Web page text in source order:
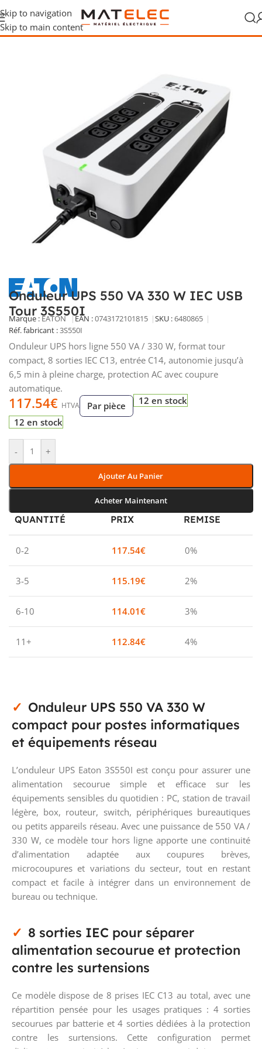
Skip to navigation
Skip to main content
/Onduleurs et alimentation réseau/Onduleurs UPS
Onduleur UPS 550 VA 330 W IEC USB
Tour 3S550I
Marque :EATON EAN :0743172101815 SKU :6480865
Réf. fabricant :3S550I
Onduleur UPS hors ligne 550 VA / 330 W, format tour
compact, 8 sorties IEC C13, entrée C14, autonomie jusqu’à
6,5 min à pleine charge, protection AC avec coupure
automatique.
117.54€ HTVA Par pièce
12 en stock
12 en stock
- +
Ajouter Au Panier
Acheter Maintenant
QUANTITÉ PRIX REMISE
0-2 117.54€ 0%
3-5 115.19€ 2%
6-10 114.01€ 3%
11+ 112.84€ 4%
Onduleur UPS 550 VA 330 W
compact pour postes informatiques
et équipements réseau
L’onduleur UPS Eaton 3S550I est conçu pour assurer une
alimentation secourue simple et efficace sur les
équipements sensibles du quotidien : PC, station de travail
légère, box, routeur, switch, périphériques bureautiques
ou petits appareils réseau. Avec une puissance de 550 VA /
330 W, ce modèle tour hors ligne apporte une continuité
d’alimentation adaptée aux coupures brèves,
microcoupures et variations du secteur, tout en restant
compact et facile à intégrer dans un environnement de
bureau ou technique.
8 sorties IEC pour séparer
alimentation secourue et protection
contre les surtensions
Ce modèle dispose de 8 prises IEC C13 au total, avec une
répartition pensée pour les usages pratiques : 4 sorties
secourues par batterie et 4 sorties dédiées à la protection
contre les surtensions. Cette configuration permet